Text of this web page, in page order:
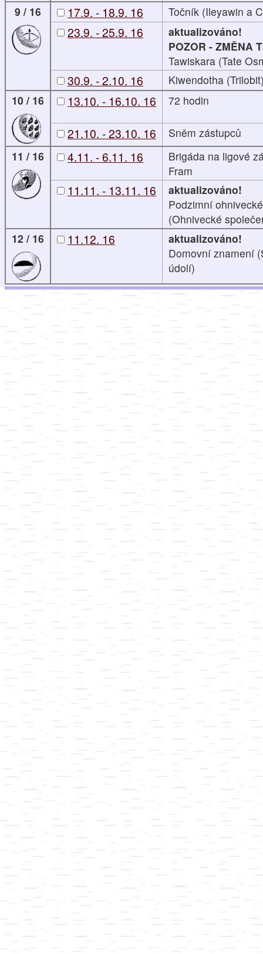
9 / 16
17.9. - 18.9. 16 Točník (Ileyawin a
23.9. - 25.9. 16
aktualizováno!
POZOR - ZMĚNA
Tawiskara (Tate
30.9. - 2.10. 16
Kiwendotha
10 / 16
13.10. - 16.10. 16 72 hodin
21.10. - 23.10. 16
Sněm zástupců
11 / 16
4.11. - 6.11. 16
Brigáda na ligové
Fram
11.11. - 13.11. 16
aktualizováno!
Podzimní
(Ohnivecké
12 / 16
11.12. 16
aktualizováno!
Domovní znamení
údolí)